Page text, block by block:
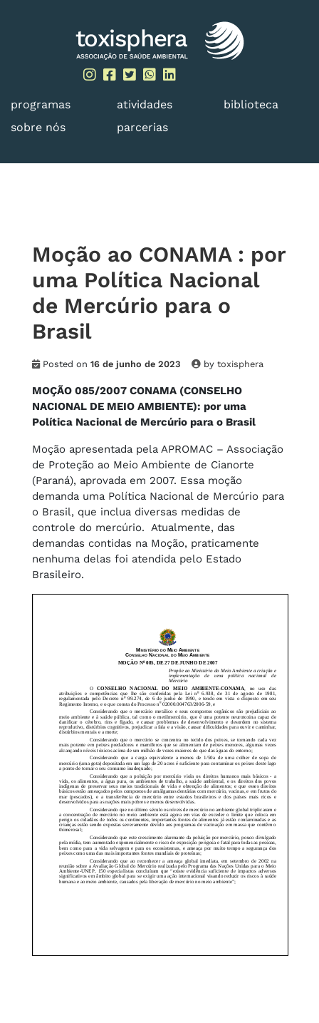
programas atividades
biblioteca
sobre nós
parcerias
Moção ao CONAMA : por
uma Política Nacional
de Mercúrio para o
Brasil
Posted on 16 de junho de 2023 by toxisphera
MOÇÃO 085/2007 CONAMA (CONSELHO
NACIONAL DE MEIO AMBIENTE): por uma
Política Nacional de Mercúrio para o Brasil
Moção apresentada pela APROMAC – Associação
de Proteção ao Meio Ambiente de Cianorte
(Paraná), aprovada em 2007. Essa moção
demanda uma Política Nacional de Mercúrio para
o Brasil, que inclua diversas medidas de
controle do mercúrio. Atualmente, das
demandas contidas na Moção, praticamente
nenhuma delas foi atendida pelo Estado
Brasileiro.